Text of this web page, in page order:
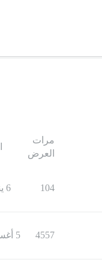
مرات
العرض
104 6 يناير 2026
4557 5 أغسطس 2020